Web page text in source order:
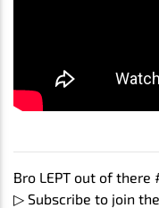
Bro LEPT out of
▷ Subscribe to join